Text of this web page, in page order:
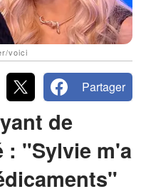
voici
Partager
de
: "Sylvie m'a